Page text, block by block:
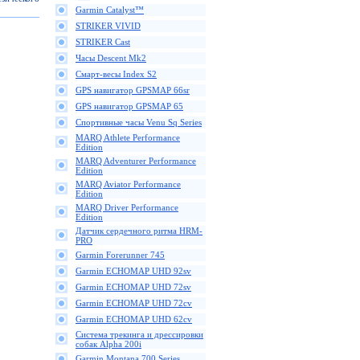
Garmin Catalyst™
STRIKER VIVID
STRIKER Cast
Часы Descent Mk2
Смарт-весы Index S2
GPS навигатор GPSMAP 66sr
GPS навигатор GPSMAP 65
Спортивные часы Venu Sq Series
MARQ Athlete Performance
Edition
MARQ Adventurer Performance
Edition
MARQ Aviator Performance
Edition
MARQ Driver Performance
Edition
Датчик сердечного ритма HRM-
PRO
Garmin Forerunner 745
Garmin ECHOMAP UHD 92sv
Garmin ECHOMAP UHD 72sv
Garmin ECHOMAP UHD 72cv
Garmin ECHOMAP UHD 62cv
Cистема трекинга и дрессировки
собак Alpha 200i